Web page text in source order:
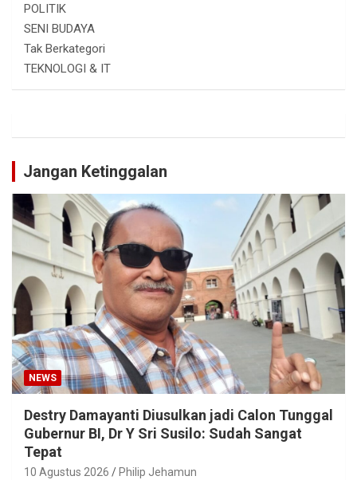
POLITIK
SENI BUDAYA
Tak Berkategori
TEKNOLOGI & IT
Jangan Ketinggalan
NEWS
Destry Damayanti Diusulkan jadi Calon Tunggal
Gubernur BI, Dr Y Sri Susilo: Sudah Sangat
Tepat
10 Agustus 2026 Philip Jehamun